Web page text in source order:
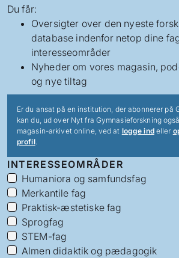
Du får:
Oversigter over den nyeste
database indenfor netop dine
interesseområder
Nyheder om vores magasin,
og nye tiltag
Er du ansat på en institution, der abonnerer på
kan du, ud over Nyt fra Gymnasieforskning
magasin-arkivet online, ved at logge indeller
profil.
INTERESSEOMRÅDER
Humaniora og samfundsfag
Merkantile fag
Praktisk-æstetiske fag
Sprogfag
STEM-fag
Almen didaktik og pædagogik